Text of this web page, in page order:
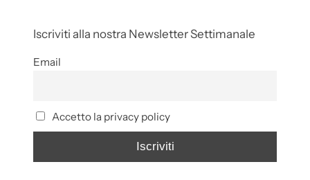
Iscriviti alla nostra Newsletter Settimanale
Email
Accetto la privacy policy